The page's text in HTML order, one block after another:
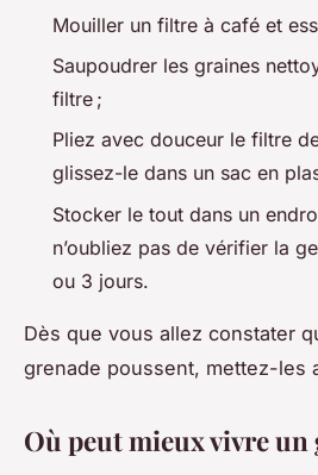
Mouiller un filtre à café et
Saupoudrer les graines
filtre ;
Pliez avec douceur le filtre
glissez-le dans un sac en
Stocker le tout dans un
n’oubliez pas de vérifier la
ou 3 jours.
Dès que vous allez constater
grenade poussent, mettez-les
Où peut mieux vivre un